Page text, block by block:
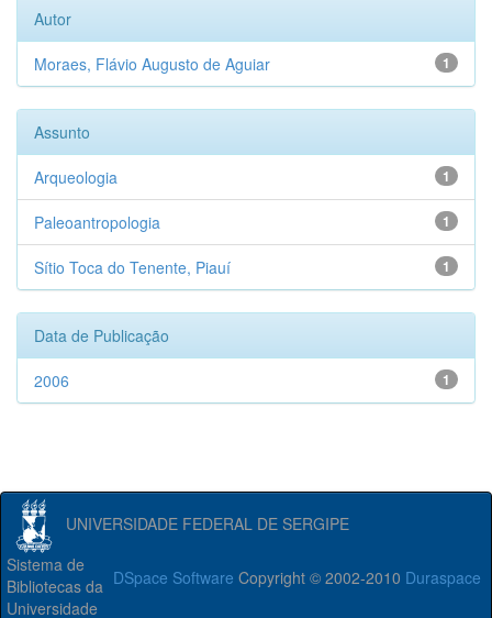
Autor
1
Moraes, Flávio Augusto de Aguiar
Assunto
1
Arqueologia
1
Paleoantropologia
1
Sítio Toca do Tenente, Piauí
Data de Publicação
1
2006
UNIVERSIDADE FEDERAL DE SERGIPE
DSpace Software Copyright © 2002-2010 Duraspace
Sistema de
Bibliotecas da
Universidade